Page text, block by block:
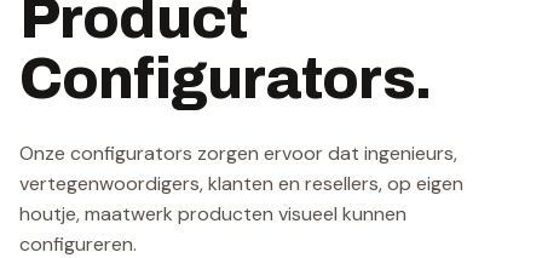
Product
Configurators.
Onze configurators zorgen ervoor dat ingenieurs,
vertegenwoordigers, klanten en resellers, op eigen
houtje, maatwerk producten visueel kunnen
configureren.